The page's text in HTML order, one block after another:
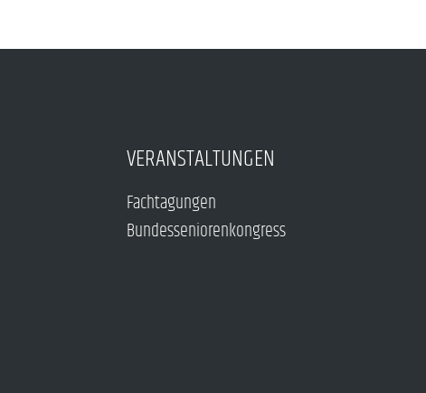
VERANSTALTUNGEN
Fachtagungen
Bundesseniorenkongress